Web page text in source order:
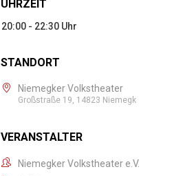
UHRZEIT
20:00 - 22:30
STANDORT
Niemegker Volkstheater
Großstraße 19, 14823 Niemegk
VERANSTALTER
Niemegker Volkstheater e.V.